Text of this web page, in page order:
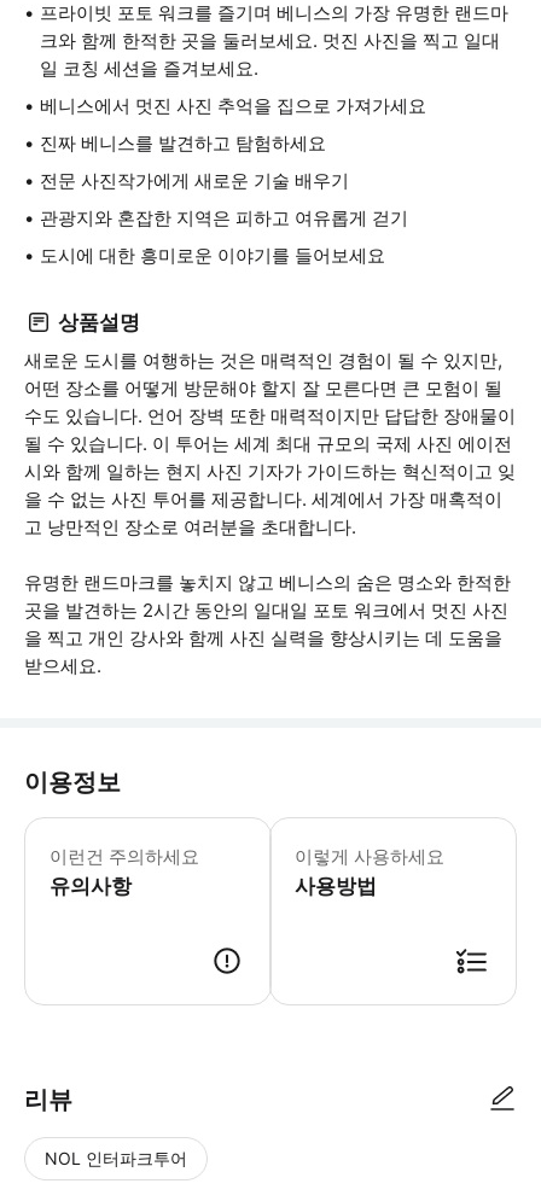
프라이빗 포토 워크를 즐기며 베니스의 가장 유명한 랜드마
크와 함께 한적한 곳을 둘러보세요. 멋진 사진을 찍고 일대
일 코칭 세션을 즐겨보세요.
베니스에서 멋진 사진 추억을 집으로 가져가세요
진짜 베니스를 발견하고 탐험하세요
전문 사진작가에게 새로운 기술 배우기
관광지와 혼잡한 지역은 피하고 여유롭게 걷기
도시에 대한 흥미로운 이야기를 들어보세요
상품설명
새로운 도시를 여행하는 것은 매력적인 경험이 될 수 있지만,
어떤 장소를 어떻게 방문해야 할지 잘 모른다면 큰 모험이 될
수도 있습니다. 언어 장벽 또한 매력적이지만 답답한 장애물이
될 수 있습니다. 이 투어는 세계 최대 규모의 국제 사진 에이전
시와 함께 일하는 현지 사진 기자가 가이드하는 혁신적이고 잊
을 수 없는 사진 투어를 제공합니다. 세계에서 가장 매혹적이
고 낭만적인 장소로 여러분을 초대합니다.
유명한 랜드마크를 놓치지 않고 베니스의 숨은 명소와 한적한
곳을 발견하는 2시간 동안의 일대일 포토 워크에서 멋진 사진
을 찍고 개인 강사와 함께 사진 실력을 향상시키는 데 도움을
받으세요.
이용정보
이런건 주의하세요
유의사항
* 소요시간 : 120분 (옵션에 따라 소요
이렇게 사용하세요
사용방법
리뷰
NOL 인터파크투어